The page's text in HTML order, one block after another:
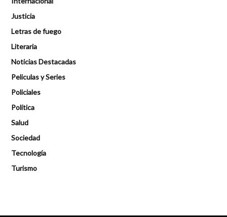
Justicia
Letras de fuego
Literaria
Noticias Destacadas
Peliculas y Series
Policiales
Política
Salud
Sociedad
Tecnología
Turismo